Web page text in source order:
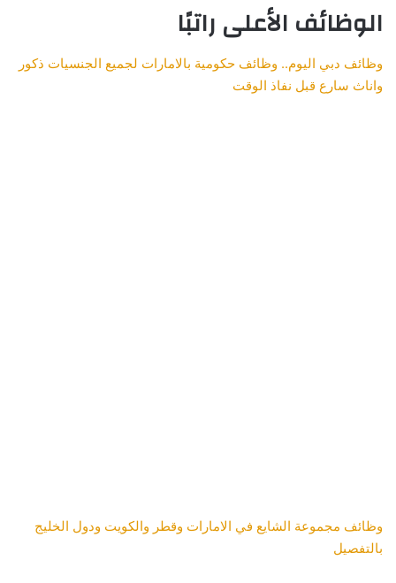
الوظائف الأعلى راتبًا
وظائف دبي اليوم.. وظائف حكومية بالامارات لجميع الجنسيات ذكور
واناث سارع قبل نفاذ الوقت
وظائف مجموعة الشايع في الامارات وقطر والكويت ودول الخليج
بالتفصيل